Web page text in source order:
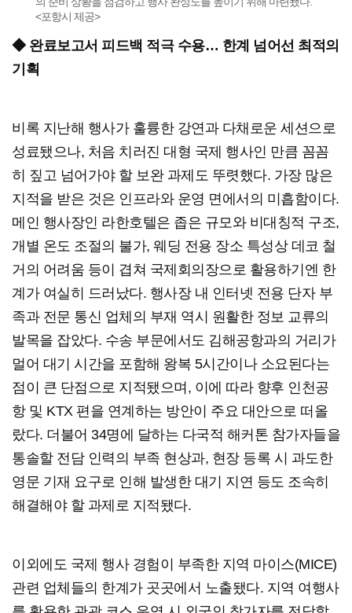
<포항시 제공>
◆ 완료보고서 피드백 적극 수용… 한계 넘어선 최적의
기획
비록 지난해 행사가 훌륭한 강연과 다채로운 세션으로
성료됐으나, 처음 치러진 대형 국제 행사인 만큼 꼼꼼
히 짚고 넘어가야 할 보완 과제도 뚜렷했다. 가장 많은
지적을 받은 것은 인프라와 운영 면에서의 미흡함이다.
메인 행사장인 라한호텔은 좁은 규모와 비대칭적 구조,
개별 온도 조절의 불가, 웨딩 전용 장소 특성상 데코 철
거의 어려움 등이 겹쳐 국제회의장으로 활용하기엔 한
계가 여실히 드러났다. 행사장 내 인터넷 전용 단자 부
족과 전문 통신 업체의 부재 역시 원활한 정보 교류의
발목을 잡았다. 수송 부문에서도 김해공항과의 거리가
멀어 대기 시간을 포함해 왕복 5시간이나 소요된다는
점이 큰 단점으로 지적됐으며, 이에 따라 향후 인천공
항 및 KTX 편을 연계하는 방안이 주요 대안으로 떠올
랐다. 더불어 34명에 달하는 다국적 해커톤 참가자들을
통솔할 전담 인력의 부족 현상과, 현장 등록 시 과도한
영문 기재 요구로 인해 발생한 대기 지연 등도 조속히
해결해야 할 과제로 지적됐다.
이외에도 국제 행사 경험이 부족한 지역 마이스(MICE)
관련 업체들의 한계가 곳곳에서 노출됐다. 지역 여행사